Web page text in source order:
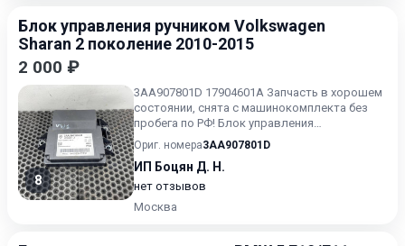
Блок управления ручником Volkswagen
Sharan 2 поколение 2010-2015
2 000 ₽
8
3AA907801D 17904601A Запчасть в хорошем
состоянии, снята с машинокомплекта без
пробега по РФ! Блок управления
парковочным тормозом, эбу сто...
Ориг. номера3AA907801D
ИП Боцян Д. Н.
нет отзывов
Москва